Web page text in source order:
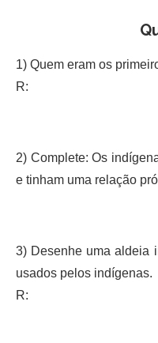
1) Quem eram os
R:
2) Complete: Os
e tinham uma relação
3) Desenhe uma aldeia
usados pelos indígenas.
R: